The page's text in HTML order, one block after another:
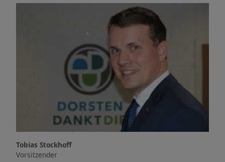
Tobias Stockhoff
Vorsitzender